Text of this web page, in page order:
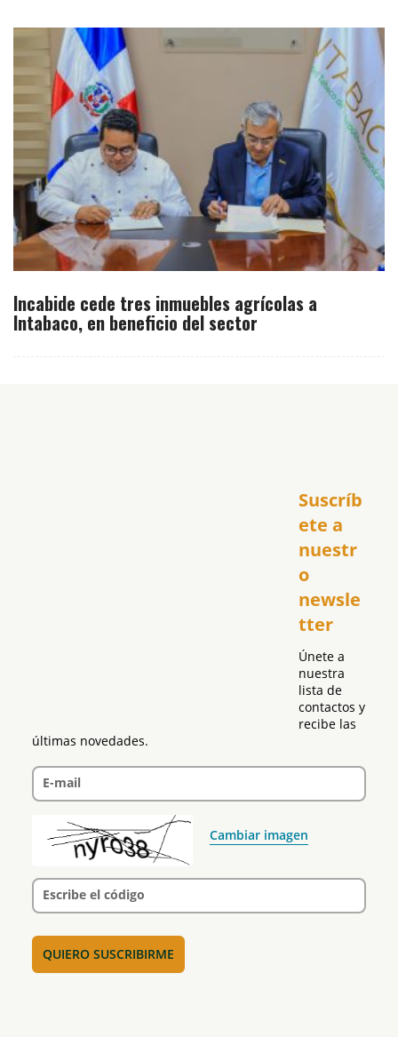
Incabide cede tres inmuebles agrícolas a
Intabaco, en beneficio del sector
Suscríb
ete a
nuestr
o
newsle
tter
Únete a
nuestra
lista de
contactos y
recibe las
últimas novedades.
E-mail
Cambiar imagen
Escribe el código